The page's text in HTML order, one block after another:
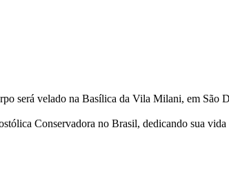
será velado na Basílica da Vila Milani, em São
Conservadora no Brasil, dedicando sua vida